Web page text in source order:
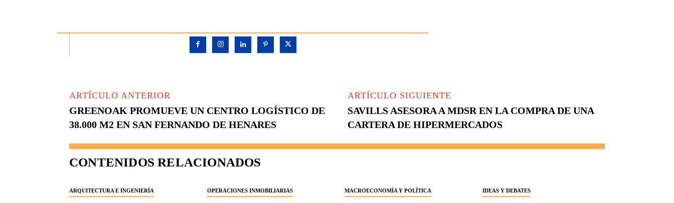
ARTÍCULO ANTERIOR
GREENOAK PROMUEVE UN CENTRO LOGÍSTICO DE
38.000 M2 EN SAN FERNANDO DE HENARES
ARTÍCULO SIGUIENTE
SAVILLS ASESORA A MDSR EN LA COMPRA DE UNA
CARTERA DE HIPERMERCADOS
CONTENIDOS RELACIONADOS
ARQUITECTURA E INGENIERÍA OPERACIONES INMOBILIARIAS MACROECONOMÍA Y POLÍTICA IDEAS Y DEBATES